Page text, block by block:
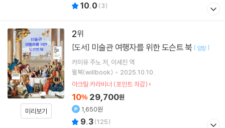
10.0 (3)
2
미리보기
[도서] 미술관 여행자를 위한 도슨트 북 [ 양장]
카미유 주노 저 이세진 역
윌북(willbook)
2025.10.10.
아크릴 카라비너 (포인트 차감)
10% 29,700원
1,650원
9.3(125)